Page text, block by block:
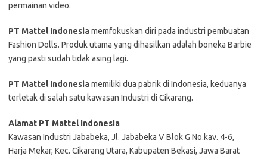
permainan video.
PT Mattel Indonesiamemfokuskan diri pada industri pembuatan
Fashion Dolls. Produk utama yang dihasilkan adalah boneka Barbie
yang pasti sudah tidak asing lagi.
PT Mattel Indonesiamemiliki dua pabrik di Indonesia, keduanya
terletak di salah satu kawasan Industri di Cikarang.
Alamat PT Mattel Indonesia
Kawasan Industri Jababeka, Jl. Jababeka Ⅴ Blok G No.kav. 4-6,
Harja Mekar, Kec. Cikarang Utara, Kabupaten Bekasi, Jawa Barat